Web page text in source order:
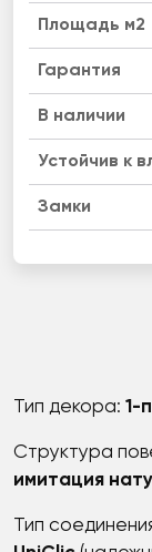
Площадь м2
Гарантия
B наличии
Устойчив к
Замки
Тип декора: 1-
Структура
имитация
Тип